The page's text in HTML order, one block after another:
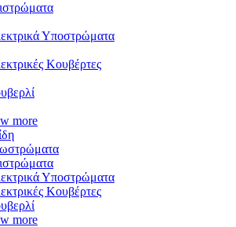
Υποστρώματα
Κουβέρτες
more
Υποστρώματα
Κουβέρτες
more